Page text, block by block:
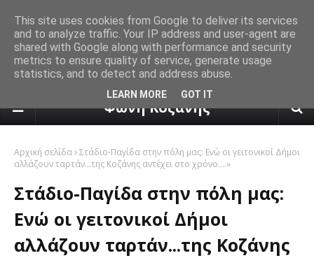
πρόγνωση καιρού από το
Φωνή Κοζάνης
Αρχική σελίδα Στάδιο-Παγίδα στην πόλη μας: Ενώ οι γειτονικοί Δήμοι
αλλάζουν ταρτάν...της Κοζάνης αντέχει στο χρόνο....»
Στάδιο-Παγίδα στην πόλη μας:
Ενώ οι γειτονικοί Δήμοι
αλλάζουν ταρτάν...της Κοζάνης
This site uses cookies from Google to deliver its services
and to analyze traffic. Your IP address and user-agent are
shared with Google along with performance and security
metrics to ensure quality of service, generate usage
statistics, and to detect and address abuse.
LEARN MORE GOT IT